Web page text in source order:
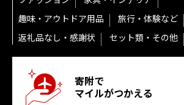
趣味・アウトドア用品
旅行・体験など
返礼品なし・感謝状
セット類・その他
寄附で
マイルがつかえる